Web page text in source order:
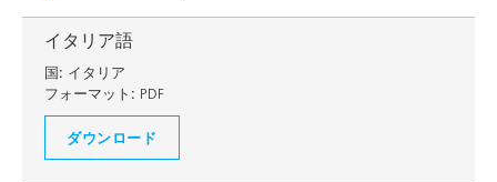
イタリア語
国: イタリア
フォーマット: PDF
ダウンロード